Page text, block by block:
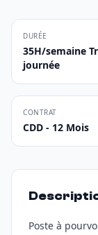
DURÉE
35H/semaine
journée
CONTRAT
CDD - 12 Mois
Poste à